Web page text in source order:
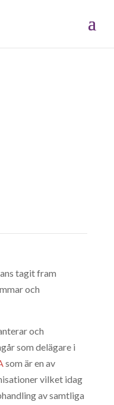
tagit fram
och
och
som delägare i
som är en av
vilket idag
av samtliga